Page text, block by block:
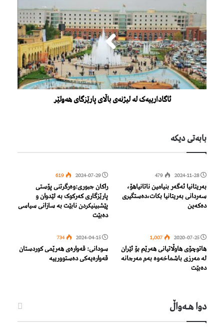
ئاگادارییەک لە لیژنەى باڵاى پارێزگاى هەولێر
بابەتی دیكە
2024-11-28
479
بەریتانیا ئەگەر بنیامین ناتانیاهۆ،
سەردانی بەریتانیا بكات،دەستگیری
دەکەین
2024-07-29
619
راكان جبوری:وەرگرتنی پۆستی
پارێزگاری کەرکوک بە لێدوان و
پێشبینیكردن نابێت بە سازانی سیاسی
دەبێت
2020-07-25
1,007
هاتوچۆی هاوڵاتیانی هه‌رێم بۆ ئێران
له‌ مه‌رزی باشماخه‌وه‌ به‌م مه‌رجانه‌
ده‌بێت
2024-04-15
734
سودانی: قەوارەى هەرێمى کوردستان
قەوارەیەکی دەستوورییە
دوا هـه‌واڵ